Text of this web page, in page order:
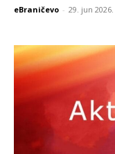
eBraničevo - 29. jun 2026.